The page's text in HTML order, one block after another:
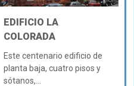
EDIFICIO LA
COLORADA
Este centenario edificio de
planta baja, cuatro pisos y
sótanos,...